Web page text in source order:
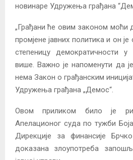
новинаре Удружења грађана
„Грађани ће овим законом моћи
промјене јавних политика и он
степеницу демократичности
више. Важно је напоменути да
нема Закон о грађанским
Удружења грађана „Демос“.
Овом приликом било је
Апелационог суда по тужби
Дирекције за финансије
доказана злоупотреба